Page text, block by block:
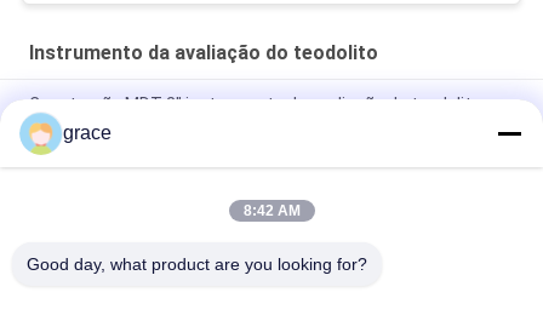
Instrumento da avaliação do teodolito
Construção MDT 2" instrumento da avaliação do teodolito
2" instrumento da avaliação do teodolito do laser DT-02L de
Digitas
Imagem ereta 6" ótico instrumento da avaliação do teodolito
grace
8:42 AM
Good day, what product are you looking for?